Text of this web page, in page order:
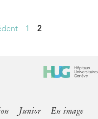
1 2
Junior
En image